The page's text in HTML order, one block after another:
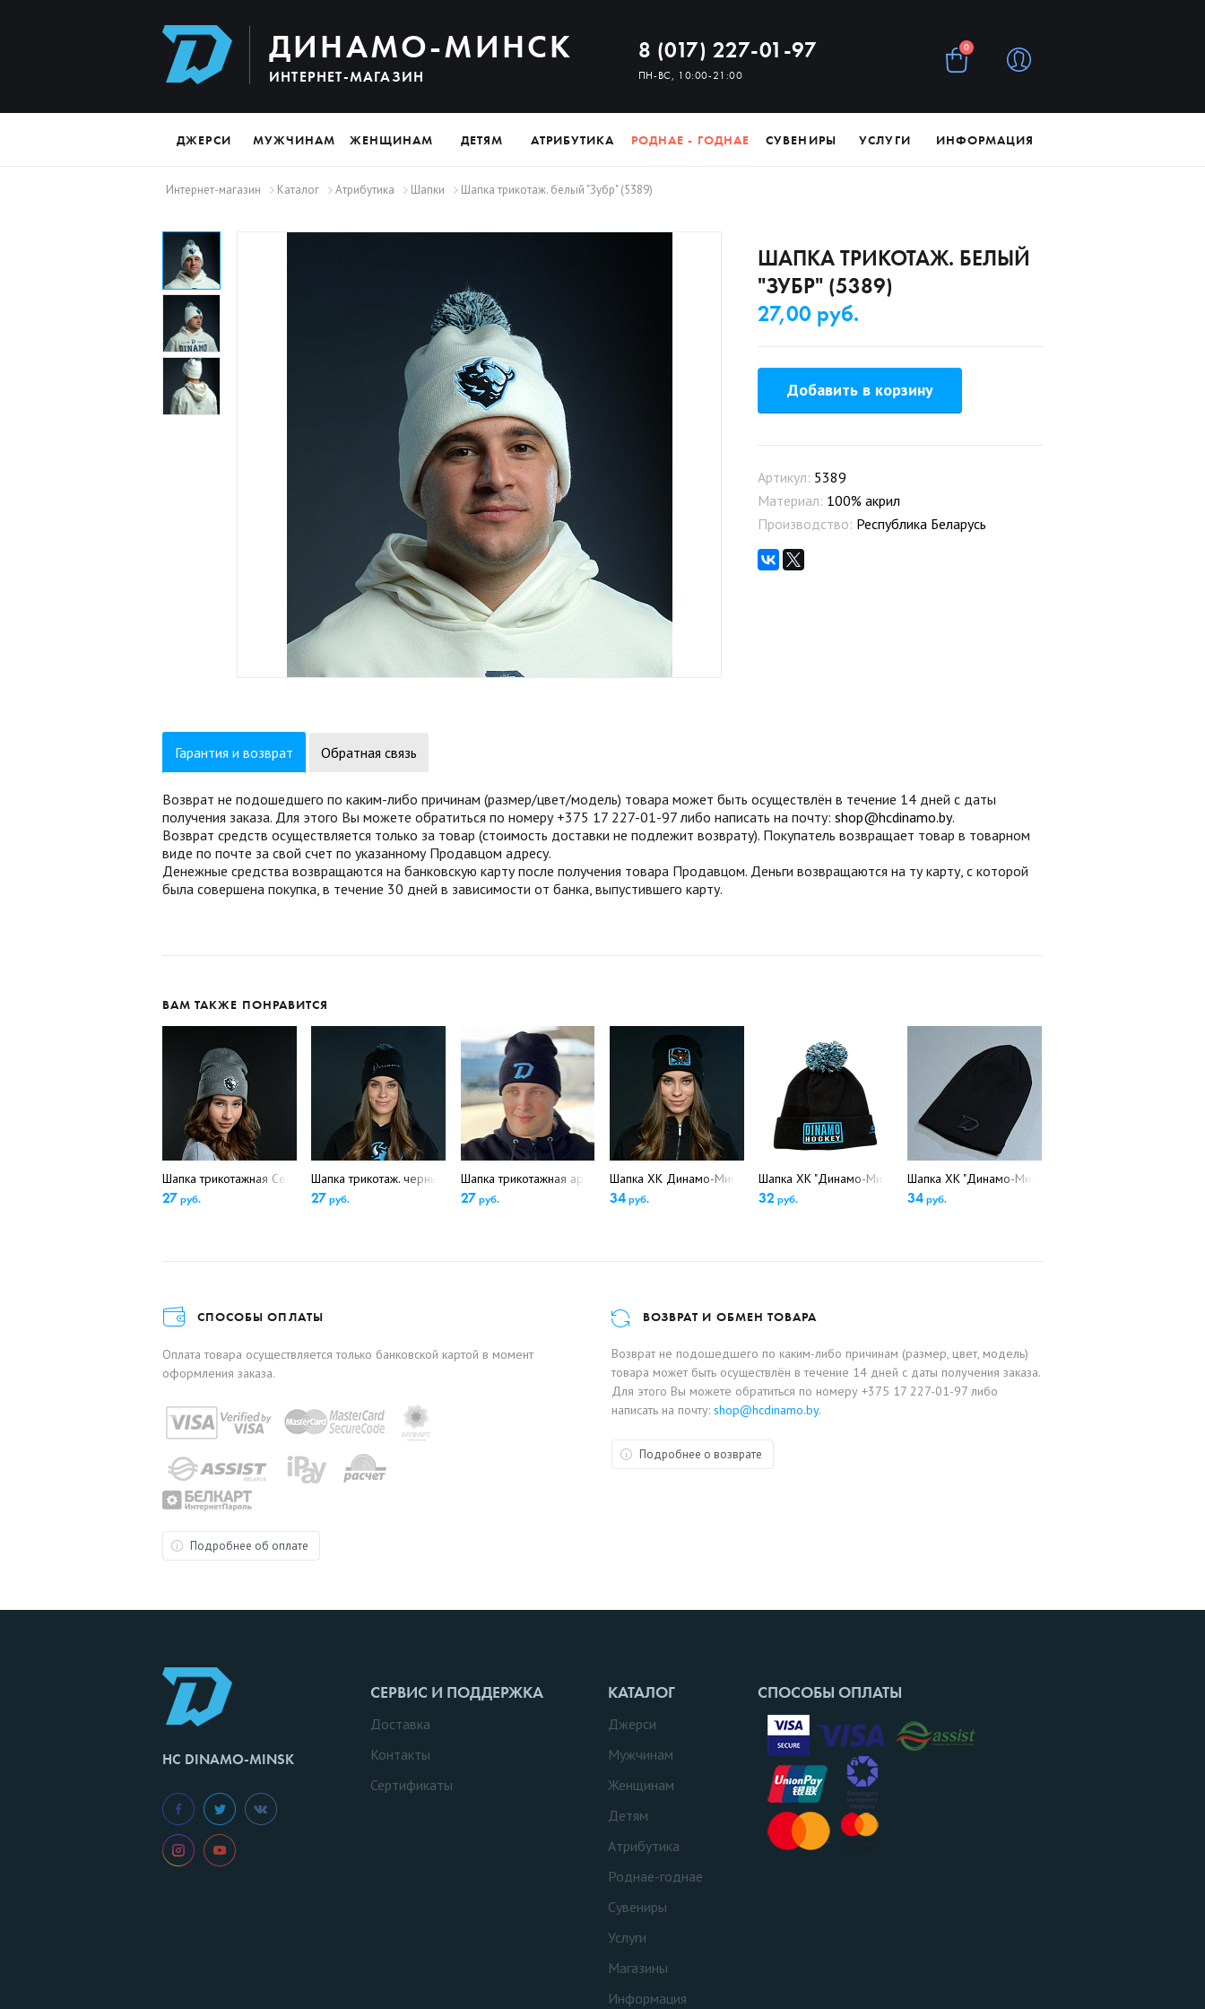
ДИНАМО-МИНСК
ИНТЕРНЕТ-МАГАЗИН
8 (017) 227-01-97
ПН-ВС, 10:00-21:00
0
ДЖЕРСИ МУЖЧИНАМ ЖЕНЩИНАМ ДЕТЯМ АТРИБУТИКА РОДНАЕ - ГОДНАЕ СУВЕНИРЫ УСЛУГИ ИНФОРМАЦИЯ
Интернет-магазин Каталог Атрибутика Шапки Шапка трикотаж. белый "Зубр" (5389)
ШАПКА ТРИКОТАЖ. БЕЛЫЙ
"ЗУБР" (5389)
27,00 руб.
Добавить в корзину
Артикул: 5389
Материал: 100% акрил
Производство: Республика Беларусь
Гарантия и возврат
Возврат не подошедшего по каким-либо причинам (размер/цвет/модель) товара может быть осуществлён в течение 14 дней с даты
получения заказа. Для этого Вы можете обратиться по номеру +375 17 227-01-97 либо написать на почту: shop@hcdinamo.by.
Возврат средств осуществляется только за товар (стоимость доставки не подлежит возврату). Покупатель возвращает товар в товарном
виде по почте за свой счет по указанному Продавцом адресу.
Денежные средства возвращаются на банковскую карту после получения товара Продавцом. Деньги возвращаются на ту карту, с которой
была совершена покупка, в течение 30 дней в зависимости от банка, выпустившего карту.
Обратная связь
ВАМ ТАКЖЕ ПОНРАВИТСЯ
Шапка трикотажная Серая арт.3в дет (4942)
27 руб.
Шапка трикотаж. черный "Динамо" (5381)
27 руб.
Шапка трикотажная арт.3в (4832)
27 руб.
Шапка ХК Динамо-Минск, черн., арт. 12055 (5680)
34руб.
Шапка ХК "Динамо-Минск" арт.12099 (5682)
32 руб.
Шапка ХК "Динамо-Минск" арт.12103 (5686)
34 руб.
СПОСОБЫ ОПЛАТЫ
Оплата товара осуществляется только банковской картой в момент
оформления заказа.
Подробнее об оплате
ВОЗВРАТ И ОБМЕН ТОВАРА
Возврат не подошедшего по каким-либо причинам (размер, цвет, модель)
товара может быть осуществлён в течение 14 дней с даты получения заказа.
Для этого Вы можете обратиться по номеру +375 17 227-01-97 либо
написать на почту: shop@hcdinamo.by.
Подробнее о возврате
HC DINAMO-MINSK
СЕРВИС И ПОДДЕРЖКА
Доставка
Контакты
Сертификаты
КАТАЛОГ
Джерси
Мужчинам
Женщинам
Детям
Атрибутика
Роднае-годнае
Сувениры
Услуги
Магазины
Информация
СПОСОБЫ ОПЛАТЫ